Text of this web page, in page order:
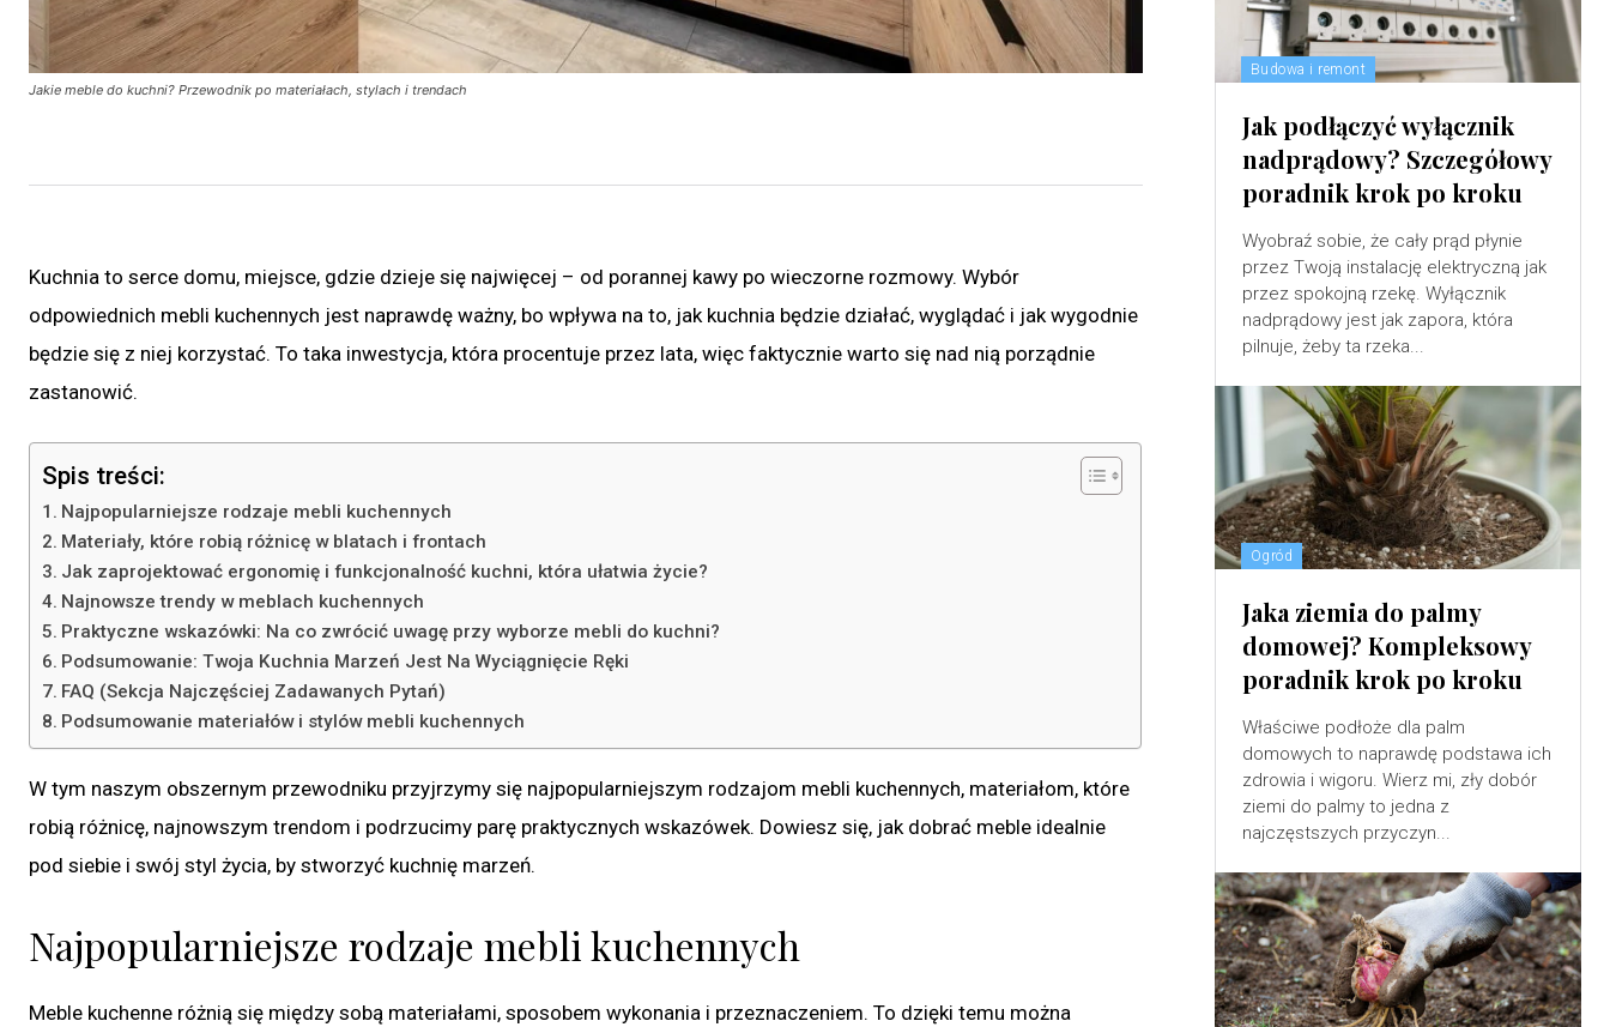
Jakie meble do kuchni? Przewodnik po materiałach, stylach i trendach
Kuchnia to serce domu, miejsce, gdzie dzieje się najwięcej – od porannej kawy po wieczorne rozmowy. Wybór
odpowiednich mebli kuchennych jest naprawdę ważny, bo wpływa na to, jak kuchnia będzie działać, wyglądać i jak wygodnie
będzie się z niej korzystać. To taka inwestycja, która procentuje przez lata, więc faktycznie warto się nad nią porządnie
zastanowić.
Spis treści:
Najpopularniejsze rodzaje mebli kuchennych
Materiały, które robią różnicę w blatach i frontach
Jak zaprojektować ergonomię i funkcjonalność kuchni, która ułatwia życie?
Najnowsze trendy w meblach kuchennych
Praktyczne wskazówki: Na co zwrócić uwagę przy wyborze mebli do kuchni?
Podsumowanie: Twoja Kuchnia Marzeń Jest Na Wyciągnięcie Ręki
FAQ (Sekcja Najczęściej Zadawanych Pytań)
Podsumowanie materiałów i stylów mebli kuchennych
W tym naszym obszernym przewodniku przyjrzymy się najpopularniejszym rodzajom mebli kuchennych, materiałom, które
robią różnicę, najnowszym trendom i podrzucimy parę praktycznych wskazówek. Dowiesz się, jak dobrać meble idealnie
pod siebie i swój styl życia, by stworzyć kuchnię marzeń.
Najpopularniejsze rodzaje mebli kuchennych
Meble kuchenne różnią się między sobą materiałami, sposobem wykonania i przeznaczeniem. To dzięki temu można
Budowa i remont
Jak podłączyć wyłącznik
nadprądowy? Szczegółowy
poradnik krok po kroku
Wyobraź sobie, że cały prąd płynie
przez Twoją instalację elektryczną jak
przez spokojną rzekę. Wyłącznik
nadprądowy jest jak zapora, która
pilnuje, żeby ta rzeka...
Ogród
Jaka ziemia do palmy
domowej? Kompleksowy
poradnik krok po kroku
Właściwe podłoże dla palm
domowych to naprawdę podstawa ich
zdrowia i wigoru. Wierz mi, zły dobór
ziemi do palmy to jedna z
najczęstszych przyczyn...